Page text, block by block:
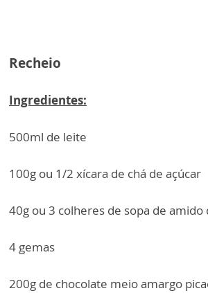
Recheio
Ingredientes:
500ml de leite
100g ou 1/2 xícara de chá de açúcar
40g ou 3 colheres de sopa de amido
4 gemas
200g de chocolate meio amargo